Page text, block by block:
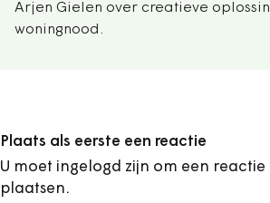
Arjen Gielen over creatieve
woningnood.
Plaats als eerste een reactie
U moet ingelogd zijn om een reactie
plaatsen.